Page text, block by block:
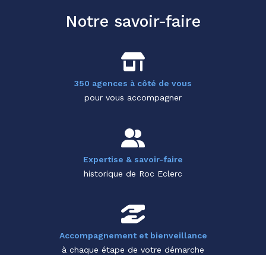
Notre savoir-faire
350 agences à côté de vous
pour vous accompagner
Expertise & savoir-faire
historique de Roc Eclerc
Accompagnement et bienveillance
à chaque étape de votre démarche